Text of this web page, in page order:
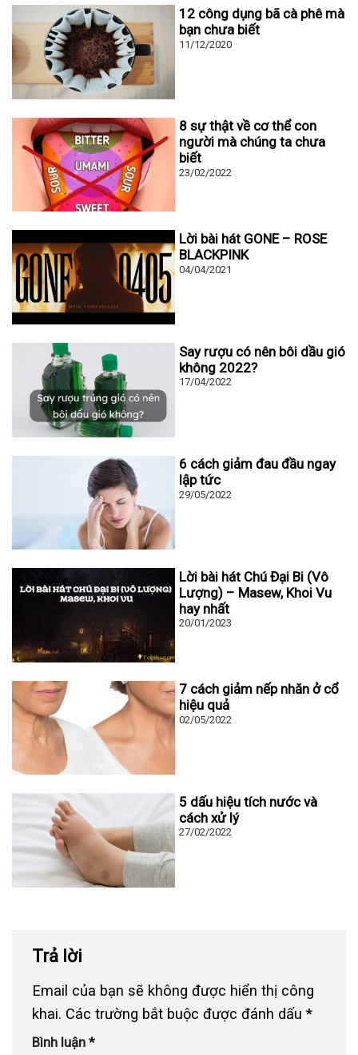
12 công dụng bã cà phê mà
bạn chưa biết
11/12/2020
8 sự thật về cơ thể con
người mà chúng ta chưa
biết
23/02/2022
Lời bài hát GONE – ROSE
BLACKPINK
04/04/2021
Say rượu có nên bôi dầu gió
không 2022?
17/04/2022
6 cách giảm đau đầu ngay
lập tức
29/05/2022
Lời bài hát Chú Đại Bi (Vô
Lượng) – Masew, Khoi Vu
hay nhất
20/01/2023
7 cách giảm nếp nhăn ở cổ
hiệu quả
02/05/2022
5 dấu hiệu tích nước và
cách xử lý
27/02/2022
Trả lời
Email của bạn sẽ không được hiển thị công
khai. Các trường bắt buộc được đánh dấu *
Bình luận *